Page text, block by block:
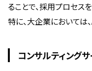
ることで、採用プロセス
特に、大企業においては
コンサルティング